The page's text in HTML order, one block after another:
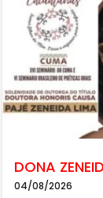
DONA
04/08/2026